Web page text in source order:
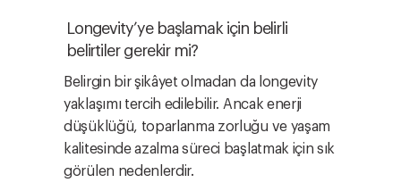
Longevity’ye başlamak için belirli
belirtiler gerekir mi?
Belirgin bir şikâyet olmadan da longevity
yaklaşımı tercih edilebilir. Ancak enerji
düşüklüğü, toparlanma zorluğu ve yaşam
kalitesinde azalma süreci başlatmak için sık
görülen nedenlerdir.